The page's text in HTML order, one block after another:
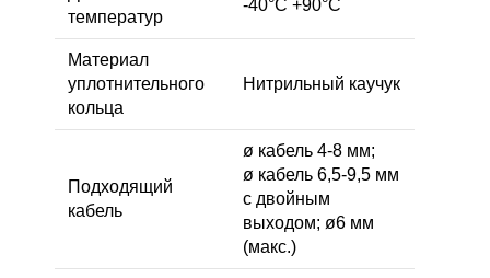
температур
-40°C +90°C
Материал
уплотнительного
кольца
Нитрильный каучук
Подходящий
кабель
ø кабель 4-8 мм;
ø кабель 6,5-9,5 мм
с двойным
выходом; ø6 мм
(макс.)